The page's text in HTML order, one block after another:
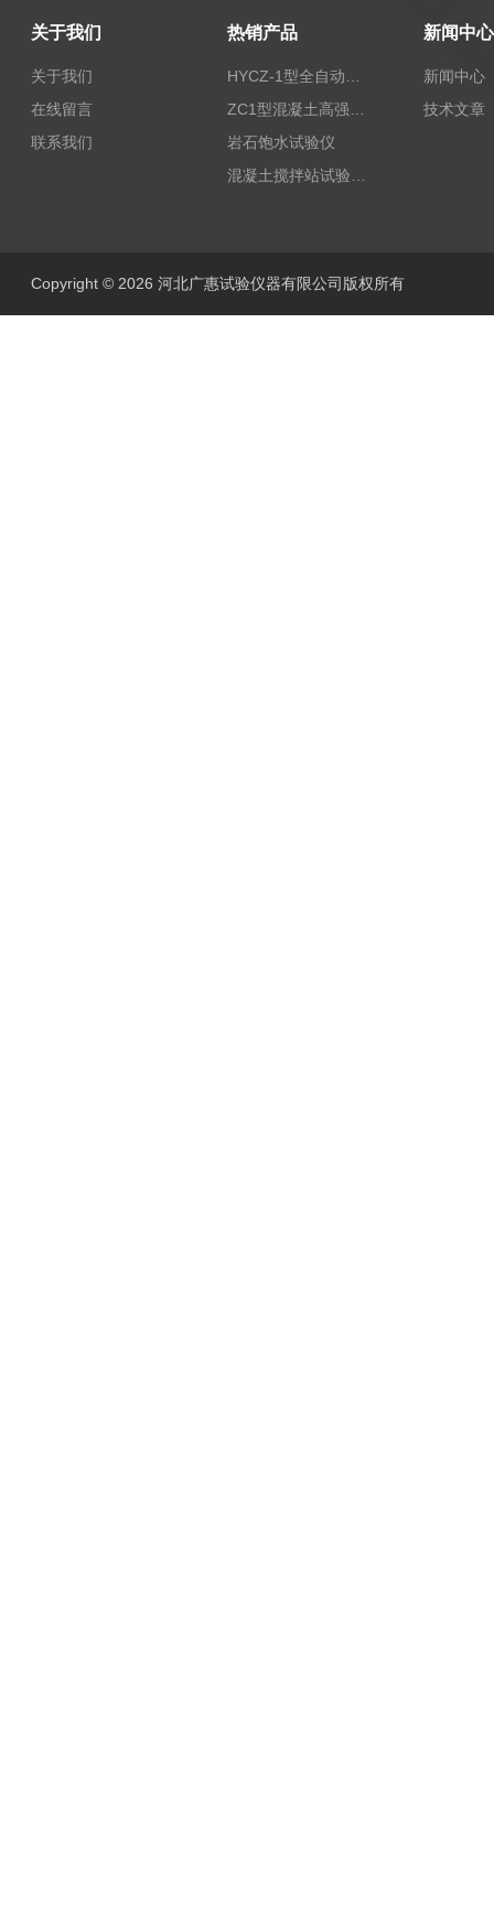
关于我们
关于我们
在线留言
联系我们
热销产品
岩石饱水试验仪
新闻中心
新闻中心
技术文章
Copyright © 2026 河北广惠试验仪器有限公司版权所有